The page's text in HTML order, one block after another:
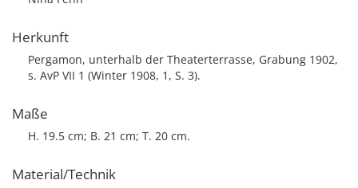
Herkunft
Pergamon, unterhalb der Theaterterrasse, Grabung 1902,
s. AvP VII 1 (Winter 1908, 1, S. 3).
Maße
H. 19.5 cm; B. 21 cm; T. 20 cm.
Material/Technik